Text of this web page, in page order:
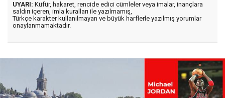
UYARI: Küfür, hakaret, rencide edici cümleler veya imalar, inançlara
saldırı içeren, imla kuralları ile yazılmamış,
Türkçe karakter kullanılmayan ve büyük harflerle yazılmış yorumlar
onaylanmamaktadır.